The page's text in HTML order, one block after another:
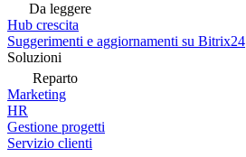
Da leggere
Hub crescita
Suggerimenti e aggiornamenti su Bitrix24
Soluzioni
Reparto
Marketing
HR
Gestione progetti
Servizio clienti